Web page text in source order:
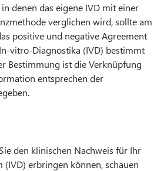
denen das eigene IVD mit einer
verglichen wird, sollte am
positive und negative Agreement
vitro-Diagnostika (IVD) bestimmt
Bestimmung ist die Verknüpfung
entsprechen der
den klinischen Nachweis für Ihr
erbringen können, schauen